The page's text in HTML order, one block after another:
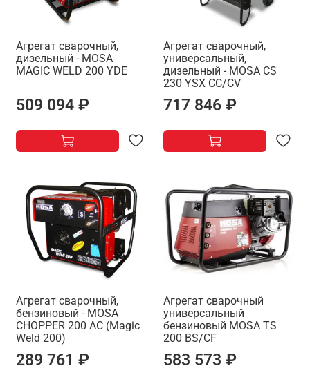
Агрегат сварочный,
дизельный - MOSA
MAGIC WELD 200 YDE
509 094 ₽
Агрегат сварочный,
универсальный,
дизельный - MOSA CS
230 YSX CC/CV
717 846 ₽
Агрегат сварочный,
бензиновый - MOSA
CHOPPER 200 AC (Magic
Weld 200)
289 761 ₽
Агрегат сварочный
универсальный
бензиновый MOSA TS
200 BS/CF
583 573 ₽